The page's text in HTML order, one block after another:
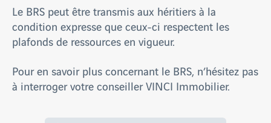
Le BRS peut être transmis aux héritiers à la
condition expresse que ceux-ci respectent les
plafonds de ressources en vigueur.
Pour en savoir plus concernant le BRS, n’hésitez pas
à interroger votre conseiller VINCI Immobilier.